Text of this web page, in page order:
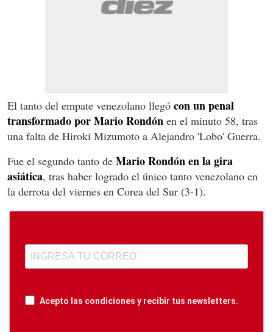
El tanto del empate venezolano llegó con un penal
transformado por Mario Rondón en el minuto 58, tras
una falta de Hiroki Mizumoto a Alejandro 'Lobo' Guerra.
Fue el segundo tanto de Mario Rondón en la gira
asiática, tras haber logrado el único tanto venezolano en
la derrota del viernes en Corea del Sur (3-1).
Acepto las condiciones y recibir tus newsletters.